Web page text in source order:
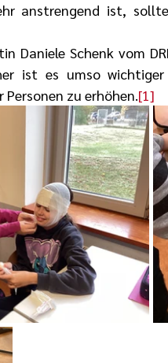
anstrengend ist,
Daniele Schenk vom
ist es umso
Personen zu erhöhen.[1]